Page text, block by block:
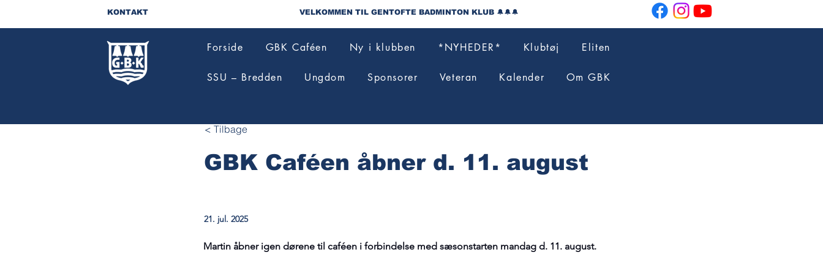
KONTAKT
Forside GBK Caféen Ny i klubben *NYHEDER* Klubtøj Eliten
SSU – Bredden Ungdom Sponsorer Veteran Kalender Om GBK
VELKOMMEN TIL GENTOFTE BADMINTON KLUB 🔔🔔🔔
< Tilbage
GBK Caféen åbner d. 11. august
21. jul. 2025
Martin åbner igen dørene til caféen i forbindelse med sæsonstarten mandag d. 11. august.